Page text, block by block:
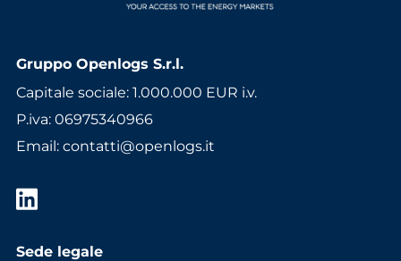
Gruppo Openlogs S.r.l.
Capitale sociale: 1.000.000 EUR i.v.
P.iva: 06975340966
Email : contatti@openlogs.it
Sede legale